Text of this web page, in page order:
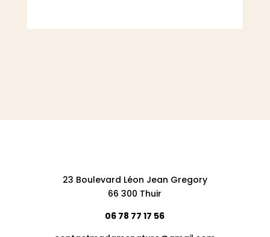
23 Boulevard Léon Jean Gregory
66 300 Thuir
06 78 77 17 56